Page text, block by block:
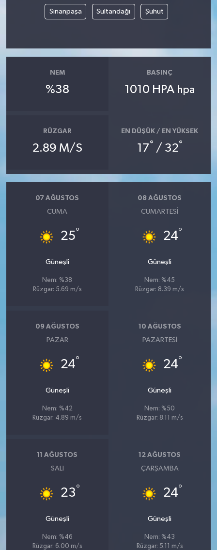
Sinanpaşa Sultandağı Şuhut
NEM
%38
BASINÇ
1010 HPA hpa
RÜZGAR
2.89 M/S
EN DÜŞÜK / EN YÜKSEK
17° / 32°
07 AĞUSTOS
CUMA
25°
Güneşli
Nem: %38
Rüzgar: 5.69 m/s
08 AĞUSTOS
CUMARTESI
24°
Güneşli
Nem: %45
Rüzgar: 8.39 m/s
09 AĞUSTOS
PAZAR
24°
Güneşli
Nem: %42
Rüzgar: 4.89 m/s
10 AĞUSTOS
PAZARTESI
24°
Güneşli
Nem: %50
Rüzgar: 8.11 m/s
11 AĞUSTOS
SALI
23°
Güneşli
Nem: %46
Rüzgar: 6.00 m/s
12 AĞUSTOS
ÇARŞAMBA
24°
Güneşli
Nem: %43
Rüzgar: 5.11 m/s